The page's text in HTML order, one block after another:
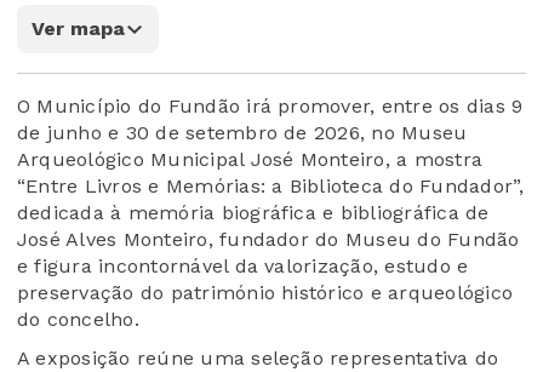
Ver mapa
O Município do Fundão irá promover, entre os dias 9
de junho e 30 de setembro de 2026, no Museu
Arqueológico Municipal José Monteiro, a mostra
“Entre Livros e Memórias: a Biblioteca do Fundador”,
dedicada à memória biográfica e bibliográfica de
José Alves Monteiro, fundador do Museu do Fundão
e figura incontornável da valorização, estudo e
preservação do património histórico e arqueológico
do concelho.
A exposição reúne uma seleção representativa do